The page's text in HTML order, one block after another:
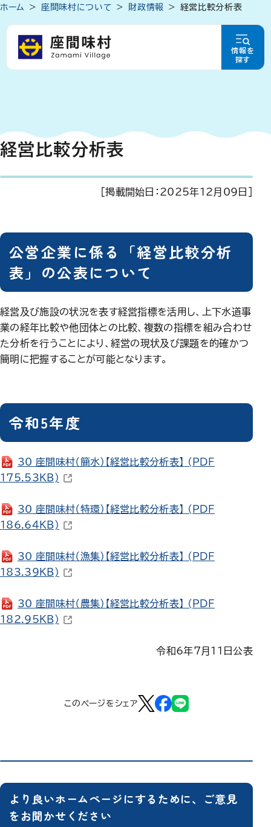
情報を
探す
ホーム 座間味村について 財政情報 経営比較分析表
経営比較分析表
[掲載開始日： 2025年12月09日
公営企業に係る「経営比較分析
表」の公表について
経営及び施設の状況を表す経営指標を活用し、上下水道事
業の経年比較や他団体との比較、複数の指標を組み合わせ
た分析を行うことにより、経営の現状及び課題を的確かつ
簡明に把握することが可能となります。
令和5年度
30_座間味村（簡水）【経営比較分析表】
(PDF
175.53KB) （新しいウィンドウで開きます）
30_座間味村（特環）【経営比較分析表】
(PDF
186.64KB) （新しいウィンドウで開きます）
30_座間味村（漁集）【経営比較分析表】
(PDF
183.39KB) （新しいウィンドウで開きます）
30_座間味村（農集）【経営比較分析表】
(PDF
182.95KB) （新しいウィンドウで開きます）
令和6年7月11日公表
このページをシェア
より良いホームページにするために、ご意見
をお聞かせください